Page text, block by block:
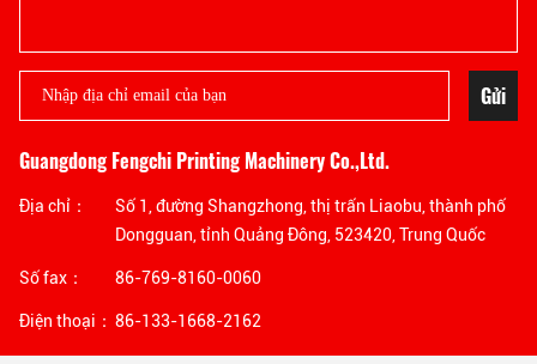
Gửi
Guangdong Fengchi Printing Machinery Co.,Ltd.
Địa chỉ：
Số 1, đường Shangzhong, thị trấn Liaobu, thành phố
Dongguan, tỉnh Quảng Đông, 523420, Trung Quốc
Số fax： 86-769-8160-0060
Điện thoại： 86-133-1668-2162